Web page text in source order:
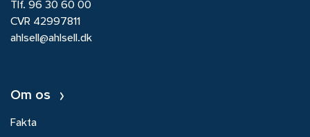
Tlf. 96 30 60 00
CVR 42997811
ahlsell@ahlsell.dk
Om os
Fakta